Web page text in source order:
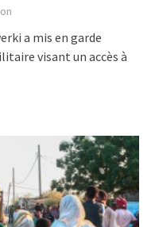
a mis en garde
visant un accès à